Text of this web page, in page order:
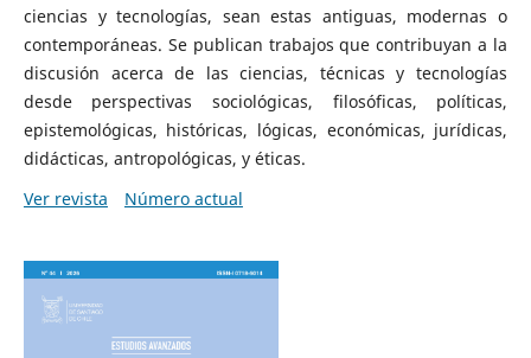
ciencias y tecnologías, sean estas antiguas, modernas o
contemporáneas. Se publican trabajos que contribuyan a la
discusión acerca de las ciencias, técnicas y tecnologías
desde perspectivas sociológicas, filosóficas, políticas,
epistemológicas, históricas, lógicas, económicas, jurídicas,
didácticas, antropológicas, y éticas.
Ver revista
Número actual